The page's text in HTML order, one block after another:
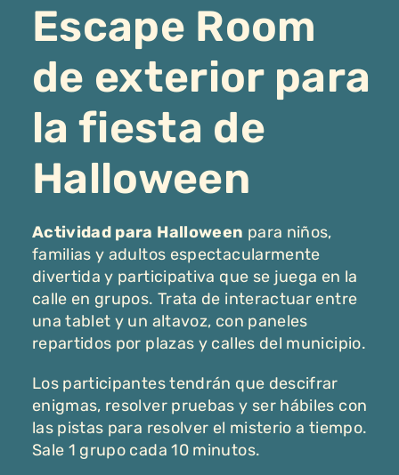
Escape Room
de exterior para
la fiesta de
Halloween
Actividad para Halloween para niños,
familias y adultos espectacularmente
divertida y participativa que se juega en la
calle en grupos. Trata de interactuar entre
una tablet y un altavoz, con paneles
repartidos por plazas y calles del municipio.
Los participantes tendrán que descifrar
enigmas, resolver pruebas y ser hábiles con
las pistas para resolver el misterio a tiempo.
Sale 1 grupo cada 10 minutos.